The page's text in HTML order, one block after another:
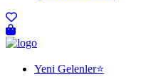
Yeni Gelenler⭐